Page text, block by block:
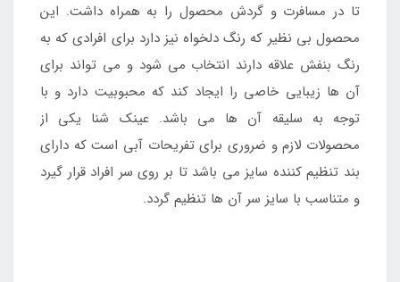
تا در مسافرت و گردش محصول را به همراه داشت. این
محصول بی نظیر که رنگ دلخواه نیز دارد برای افرادی که به
رنگ بنفش علاقه دارند انتخاب می شود و می تواند برای
آن ها زیبایی خاصی را ایجاد کند که محبوبیت دارد و با
توجه به سلیقه آن ها می باشد. عینک شنا یکی از
محصولات لازم و ضروری برای تفریحات آبی است که دارای
بند تنظیم کننده سایز می باشد تا بر روی سر افراد قرار گیرد
و متناسب با سایز سر آن ها تنظیم گردد.